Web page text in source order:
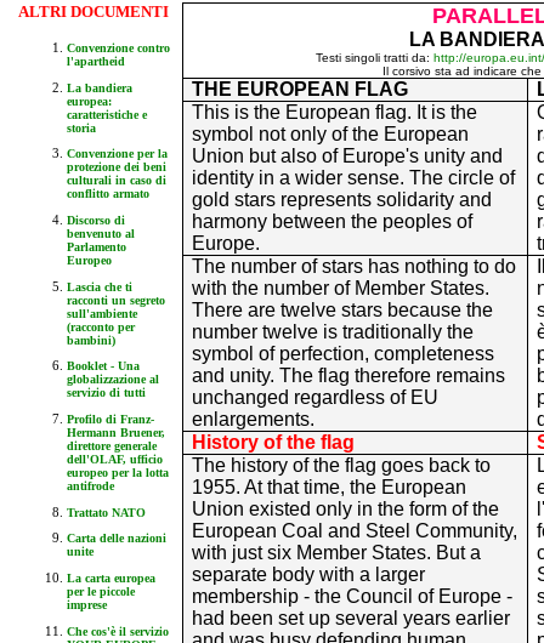
ALTRI DOCUMENTI
Convenzione contro
l'apartheid
La bandiera
europea:
caratteristiche e
storia
Convenzione per la
protezione dei beni
culturali in caso di
conflitto armato
Discorso di
benvenuto al
Parlamento
Europeo
Lascia che ti
racconti un segreto
sull'ambiente
(racconto per
bambini)
Booklet - Una
globalizzazione al
servizio di tutti
Profilo di Franz-
Hermann Bruener,
direttore generale
dell'OLAF, ufficio
europeo per la lotta
antifrode
Trattato NATO
Carta delle nazioni
unite
La carta europea
per le piccole
imprese
Che cos'è il servizio
LA
Testi singoli tratti da: http://
Il corsivo sta ad indicare
THE EUROPEAN FLAG
This is the European flag. It is the
symbol not only of the European
Union but also of Europe's unity and
identity in a wider sense. The circle of
gold stars represents solidarity and
harmony between the peoples of
Europe.
The number of stars has nothing to do
with the number of Member States.
There are twelve stars because the
number twelve is traditionally the
symbol of perfection, completeness
and unity. The flag therefore remains
unchanged regardless of EU
enlargements.
History of the flag
The history of the flag goes back to
1955. At that time, the European
Union existed only in the form of the
European Coal and Steel Community,
with just six Member States. But a
separate body with a larger
membership - the Council of Europe -
had been set up several years earlier